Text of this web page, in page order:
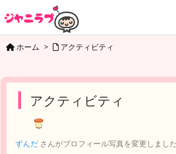
ホーム > アクティビティ
アクティビティ
ずんだ さんがプロフィール写真を変更しました